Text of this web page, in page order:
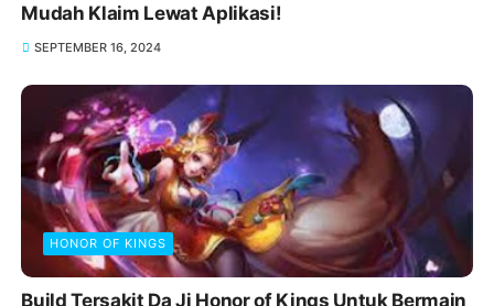
Mudah Klaim Lewat Aplikasi!
SEPTEMBER 16, 2024
HONOR OF KINGS
Build Tersakit Da Ji Honor of Kings Untuk Bermain